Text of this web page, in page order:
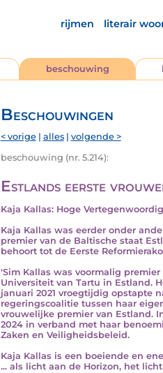
rijmen literair
beschouwing
Beschouwingen
< vorige| alles| volgende >
beschouwing (nr. 5.214):
Estlands eerste
Kaja Kallas: Hoge
Kaja Kallas was eerder onder
premier van de Baltische staat
behoort tot de Eerste
'Sim Kallas was voormalig
Universiteit van Tartu in Estland.
januari 2021 vroegtijdig opstapte
regeringscoalitie tussen haar
vrouwelijke premier van Estland.
2024 in verband met haar
Zaken en Veiligheidsbeleid.
Kaja Kallas is een boeiende en
... als licht aan de Horizon, het